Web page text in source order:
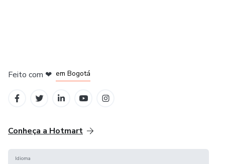
Feito com ❤ em Bogotá
Conheça a Hotmart
Idioma